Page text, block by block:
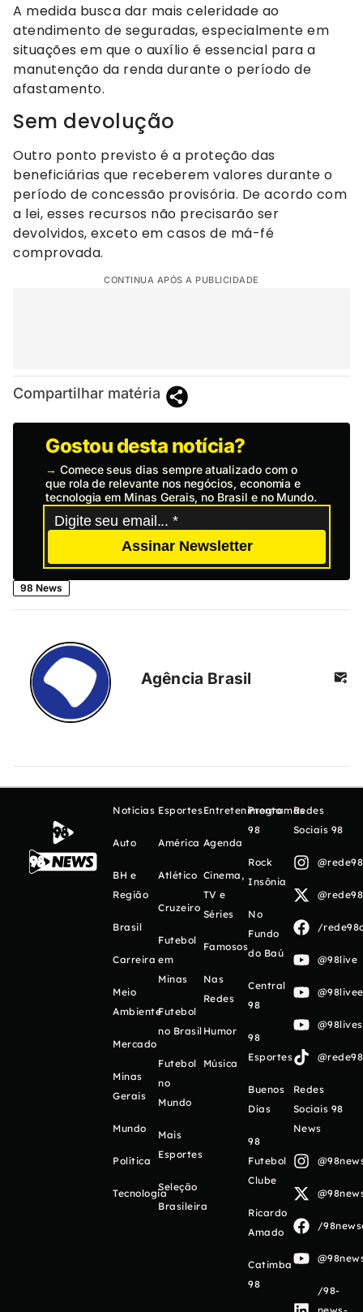
A medida busca dar mais celeridade ao
atendimento de seguradas, especialmente em
situações em que o auxílio é essencial para a
manutenção da renda durante o período de
afastamento.
Sem devolução
Outro ponto previsto é a proteção das
beneficiárias que receberem valores durante o
período de concessão provisória. De acordo com
a lei, esses recursos não precisarão ser
devolvidos, exceto em casos de má-fé
comprovada.
CONTINUA APÓS A PUBLICIDADE
Compartilhar matéria
Gostou desta notícia?
→ Comece seus dias sempre atualizado com o
que rola de relevante nos negócios, economia e
tecnologia em Minas Gerais, no Brasil e no Mundo.
Assinar Newsletter
98 News
Agência Brasil
Notícias
Auto
BH e
Região
Brasil
Carreira
Meio
Ambiente
Mercado
Minas
Gerais
Mundo
Política
Tecnologia
Esportes
América
Atlético
Cruzeiro
Futebol
em
Minas
Futebol
no Brasil
Futebol
no
Mundo
Mais
Esportes
Seleção
Brasileira
Entretenimento
Agenda
Cinema,
TV e
Séries
Famosos
Nas
Redes
Humor
Música
Programas
98
Rock
Insônia
No
Fundo
do Baú
Central
98
98
Esportes
Buenos
Días
98
Futebol
Clube
Ricardo
Amado
Catimba
98
Redes
Sociais 98
/
@98live
Redes
Sociais 98
News
/
/98-